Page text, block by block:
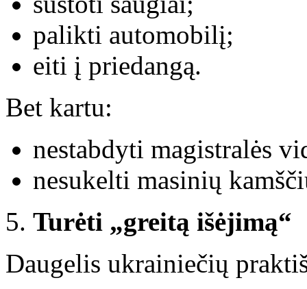
palikti automobilį;
eiti į priedangą.
Bet kartu:
nestabdyti magistralės
nesukelti masinių
Turėti „greitą išėjimą“
Daugelis ukrainiečių